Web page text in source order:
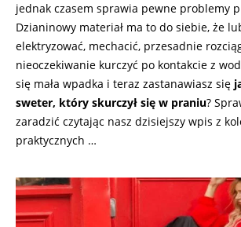
jednak czasem sprawia pewne problemy
Dzianinowy materiał ma to do siebie, że
elektryzować, mechacić, przesadnie
nieoczekiwanie kurczyć po kontakcie z
się mała wpadka i teraz zastanawiasz się
sweter, który skurczył się w praniu?
zaradzić czytając nasz dzisiejszy wpis z
praktycznych …